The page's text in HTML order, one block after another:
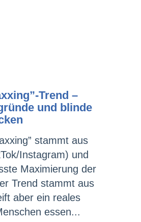
Trend –
und blinde
stammt aus
Instagram) und
Maximierung der
Trend stammt aus
aber ein reales
essen...